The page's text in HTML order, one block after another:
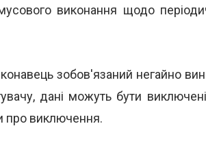
виконання щодо
зобов'язаний негайно
дані можуть бути
про виключення.